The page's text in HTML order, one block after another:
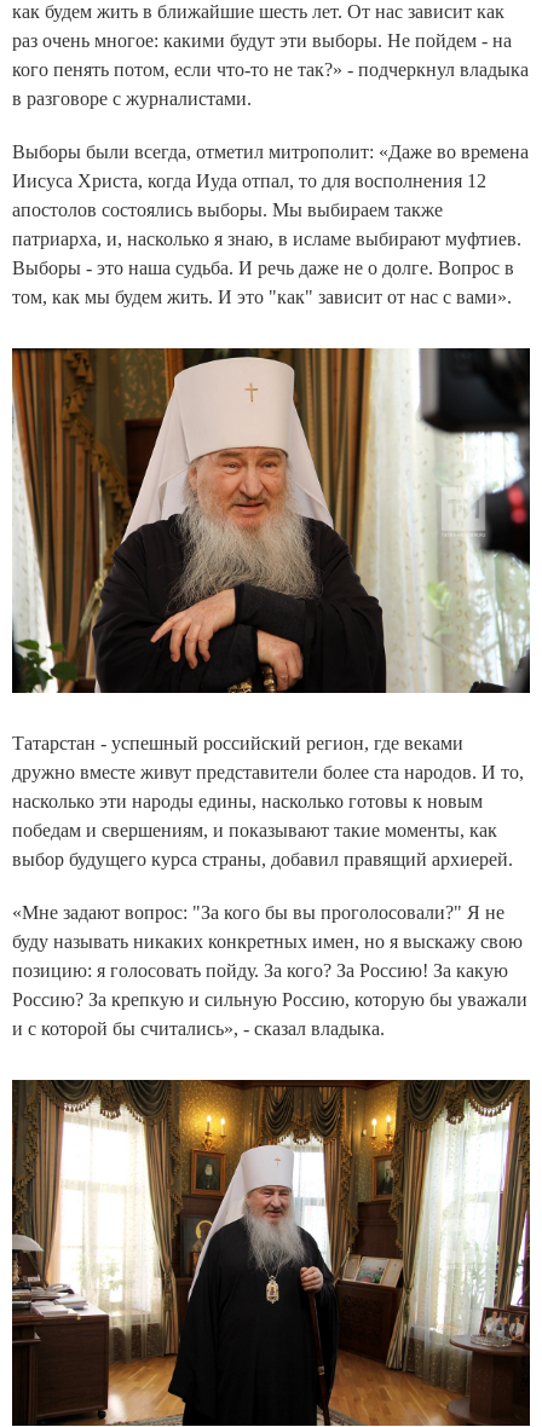
как будем жить в ближайшие шесть лет. От нас зависит как
раз очень многое: какими будут эти выборы. Не пойдем - на
кого пенять потом, если что-то не так?» - подчеркнул владыка
в разговоре с журналистами.
Выборы были всегда, отметил митрополит: «Даже во времена
Иисуса Христа, когда Иуда отпал, то для восполнения 12
апостолов состоялись выборы. Мы выбираем также
патриарха, и, насколько я знаю, в исламе выбирают муфтиев.
Выборы - это наша судьба. И речь даже не о долге. Вопрос в
том, как мы будем жить. И это "как" зависит от нас с вами».
Татарстан - успешный российский регион, где веками
дружно вместе живут представители более ста народов. И то,
насколько эти народы едины, насколько готовы к новым
победам и свершениям, и показывают такие моменты, как
выбор будущего курса страны, добавил правящий архиерей.
«Мне задают вопрос: "За кого бы вы проголосовали?" Я не
буду называть никаких конкретных имен, но я выскажу свою
позицию: я голосовать пойду. За кого? За Россию! За какую
Россию? За крепкую и сильную Россию, которую бы уважали
и с которой бы считались», - сказал владыка.